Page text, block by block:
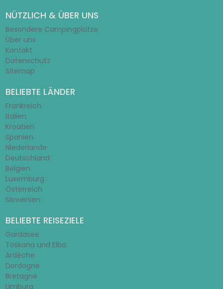
NÜTZLICH & ÜBER UNS
Besondere Campingplätze
Über uns
Kontakt
Datenschutz
Sitemap
BELIEBTE LÄNDER
Frankreich
Italien
Kroatien
Spanien
Niederlande
Deutschland
Belgien
Luxemburg
Österreich
Slowenien
BELIEBTE REISEZIELE
Gardasee
Toskana und Elba
Ardèche
Dordogne
Bretagne
Limburg